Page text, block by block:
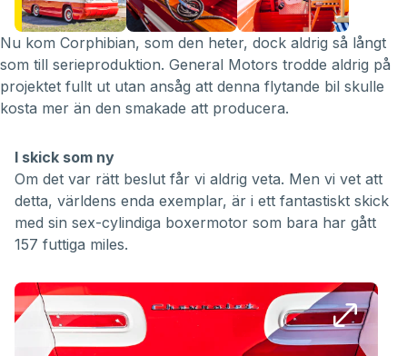
Nu kom Corphibian, som den heter, dock aldrig så långt
som till serieproduktion. General Motors trodde aldrig på
projektet fullt ut utan ansåg att denna flytande bil skulle
kosta mer än den smakade att producera.
I skick som ny
Om det var rätt beslut får vi aldrig veta. Men vi vet att
detta, världens enda exemplar, är i ett fantastiskt skick
med sin sex-cylindiga boxermotor som bara har gått
157 futtiga miles.